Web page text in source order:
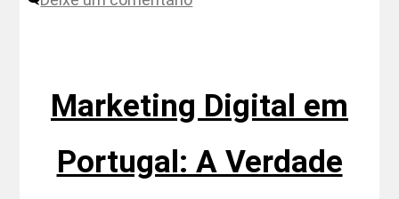
Marketing Digital em
Portugal: A Verdade